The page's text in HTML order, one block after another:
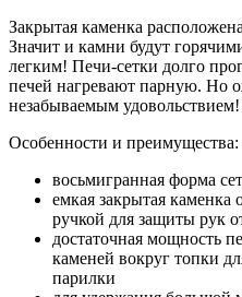
Закрытая каменка
Значит и камни будут
легким! Печи-сетки долго
печей нагревают парную. Но
незабываемым удовольствием!
Особенности и преимущества:
восьмигранная форма
емкая закрытая каменка
ручкой для защиты рук
достаточная мощность
каменей вокруг топки
парилки